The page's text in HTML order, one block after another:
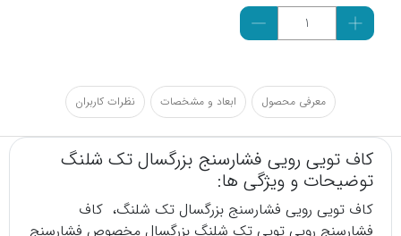
معرفی محصول ابعاد و مشخصات نظرات کاربران
کاف تویی رویی فشارسنج بزرگسال تک شلنگ
توضیحات و ویژگی ها:
کاف تویی رویی فشارسنج بزرگسال تک شلنگ، کاف
فشارسنج رویی تویی تک شلنگ بزرگسال مخصوص فشارسنج